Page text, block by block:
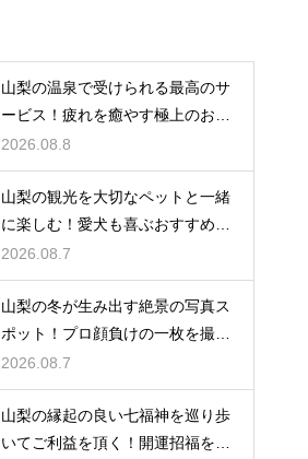
山梨の温泉で受けられる最高のサ
ービス！疲れを癒やす極上のおも
てなし
2026.08.8
山梨の観光を大切なペットと一緒
に楽しむ！愛犬も喜ぶおすすめの
お出かけ
2026.08.7
山梨の冬が生み出す絶景の写真ス
ポット！プロ顔負けの一枚を撮影
するコツ
2026.08.7
山梨の縁起の良い七福神を巡り歩
いてご利益を頂く！開運招福を願